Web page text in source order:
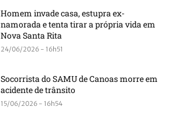
Homem invade casa, estupra ex-
namorada e tenta tirar a própria vida em
Nova Santa Rita
24/06/2026 - 16h51
Socorrista do SAMU de Canoas morre em
acidente de trânsito
15/06/2026 - 16h54